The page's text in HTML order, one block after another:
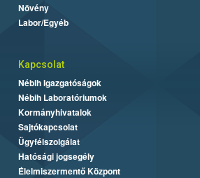
Növény
Labor/Egyéb
Kapcsolat
Nébih Igazgatóságok
Nébih Laboratóriumok
Kormányhivatalok
Sajtókapcsolat
Ügyfélszolgálat
Hatósági jogsegély
Élelmiszermentő Központ